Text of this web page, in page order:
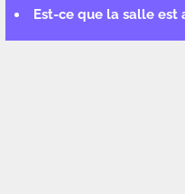
Est-ce que la salle est